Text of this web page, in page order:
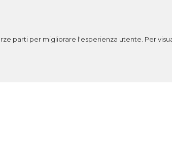
parti per migliorare l'esperienza utente. Per